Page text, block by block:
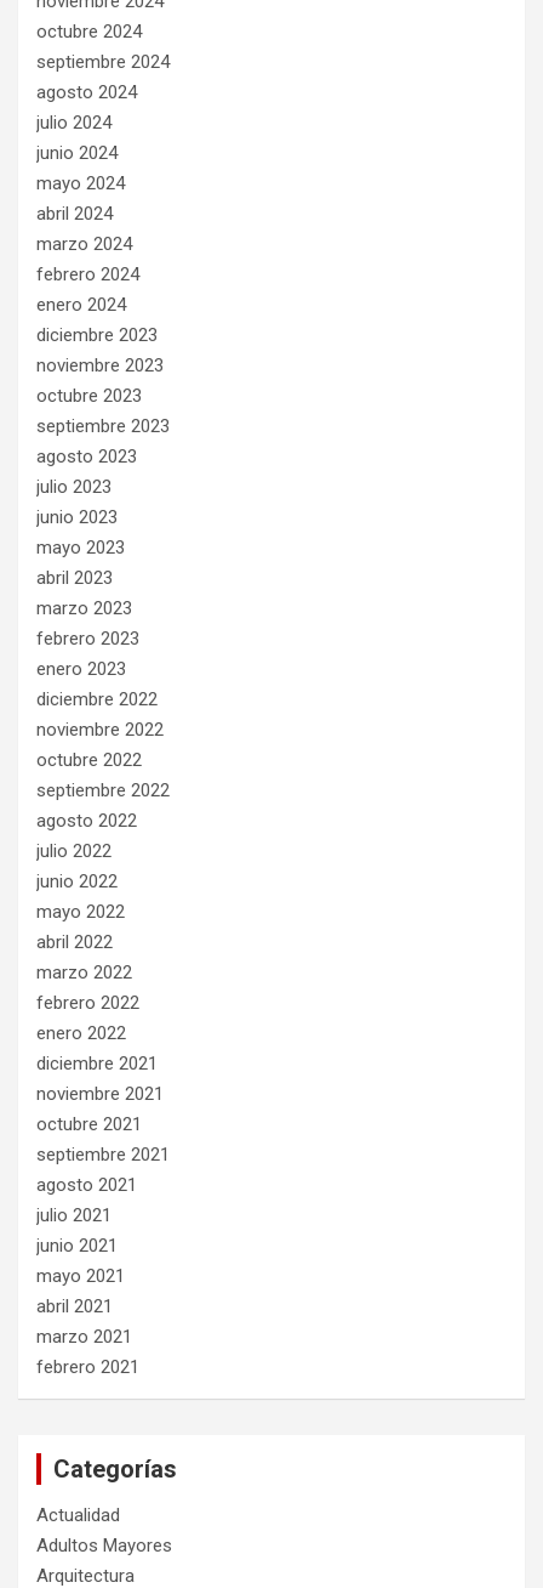
octubre 2024
septiembre 2024
agosto 2024
julio 2024
junio 2024
mayo 2024
abril 2024
marzo 2024
febrero 2024
enero 2024
diciembre 2023
noviembre 2023
octubre 2023
septiembre 2023
agosto 2023
julio 2023
junio 2023
mayo 2023
abril 2023
marzo 2023
febrero 2023
enero 2023
diciembre 2022
noviembre 2022
octubre 2022
septiembre 2022
agosto 2022
julio 2022
junio 2022
mayo 2022
abril 2022
marzo 2022
febrero 2022
enero 2022
diciembre 2021
noviembre 2021
octubre 2021
septiembre 2021
agosto 2021
julio 2021
junio 2021
mayo 2021
abril 2021
marzo 2021
febrero 2021
Categorías
Actualidad
Adultos Mayores
Arquitectura